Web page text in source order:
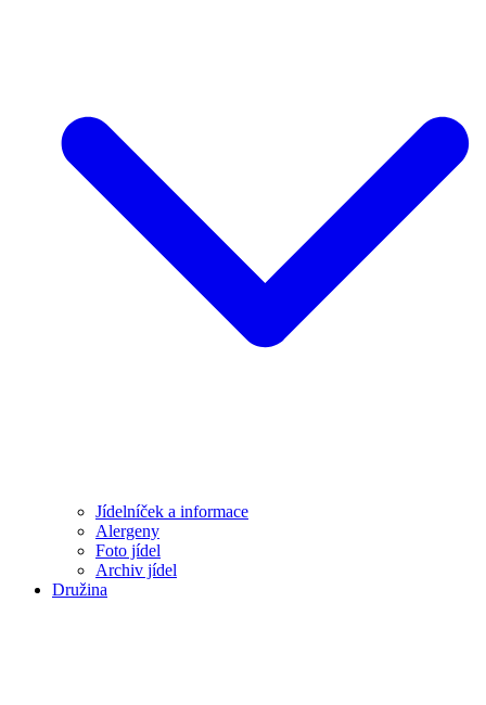
Jídelníček a informace
Alergeny
Foto jídel
Archiv jídel
Družina